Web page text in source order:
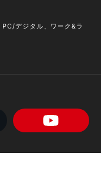
デジタル、ワーク&ラ